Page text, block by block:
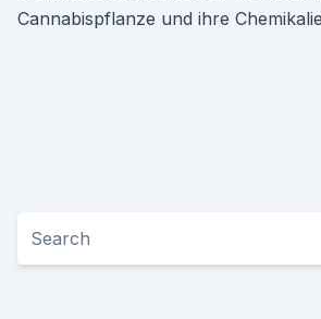
Cannabispflanze und ihre